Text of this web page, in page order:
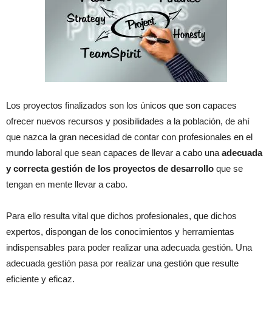
Los proyectos finalizados son los únicos que son capaces
ofrecer nuevos recursos y posibilidades a la población, de ahí
que nazca la gran necesidad de contar con profesionales en el
mundo laboral que sean capaces de llevar a cabo una adecuada
y correcta gestión de los proyectos de desarrollo que se
tengan en mente llevar a cabo.
Para ello resulta vital que dichos profesionales, que dichos
expertos, dispongan de los conocimientos y herramientas
indispensables para poder realizar una adecuada gestión. Una
adecuada gestión pasa por realizar una gestión que resulte
eficiente y eficaz.